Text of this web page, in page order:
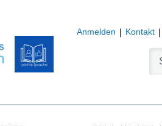
Anmelden Kontakt